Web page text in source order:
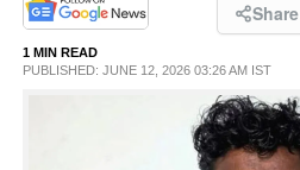
Share
1 MIN READ
PUBLISHED: JUNE 12, 2026 03:26 AM IST